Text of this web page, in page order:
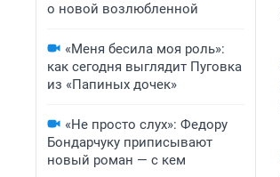
о новой возлюбленной
«Меня бесила моя роль»:
как сегодня выглядит Пуговка
из «Папиных дочек»
«Не просто слух»: Федору
Бондарчуку приписывают
новый роман — с кем